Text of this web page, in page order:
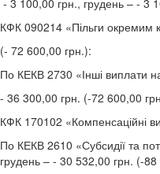
- 3 100,00 грн., грудень – - 3
КФК 090214 «Пільги окремим
(- 72 600,00 грн.):
По КЕКВ 2730 «Інші виплати
- 36 300,00 грн. (-72 600,00
КФК 170102 «Компенсаційні
По КЕКВ 2610 «Субсидії та
грудень – - 30 532,00 грн. (-